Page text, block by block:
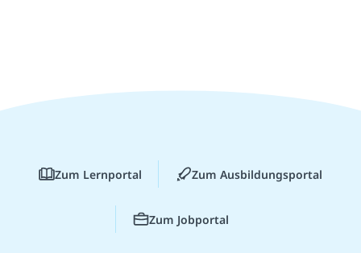
Zum Lernportal Zum Ausbildungsportal
Zum Jobportal